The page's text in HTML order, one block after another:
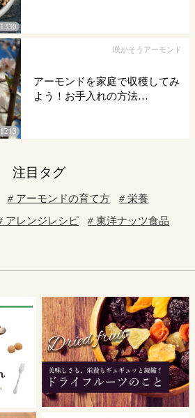
1330
1213
咲かそうアーモンド
アーモンドを家庭で収穫してみ
よう！お手入れの方法…
注目タグ
アーモンドの育て方
栄養
アレンジレシピ
東洋ナッツ食品